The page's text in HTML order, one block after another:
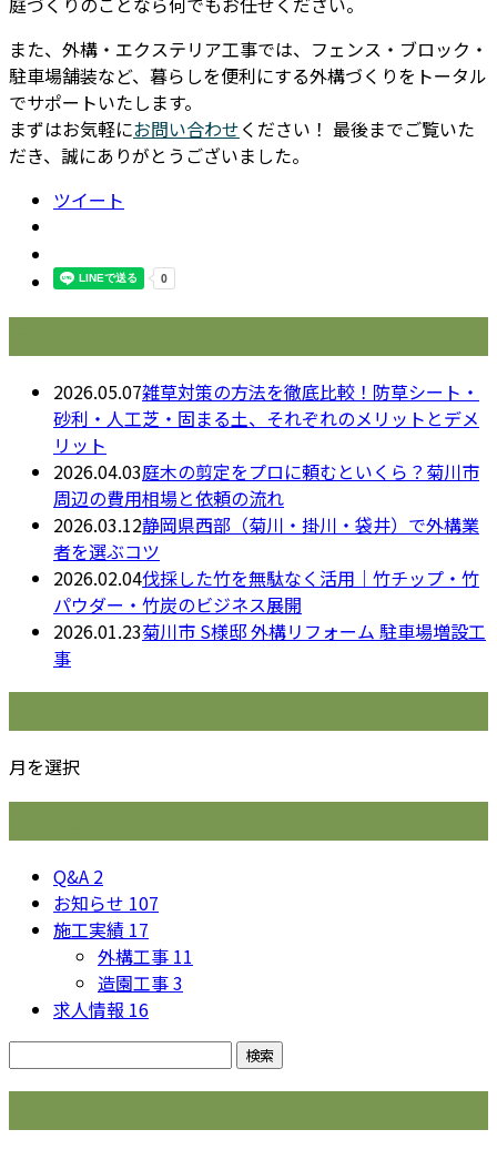
また、外構・エクステリア工事では、フェンス・ブロック・
駐車場舗装など、暮らしを便利にする外構づくりをトータル
でサポートいたします。
まずはお気軽にお問い合わせください！ 最後までご覧いた
だき、誠にありがとうございました。
ツイート
2026.05.07雑草対策の方法を徹底比較！防草シート・
砂利・人工芝・固まる土、それぞれのメリットとデメ
リット
2026.04.03庭木の剪定をプロに頼むといくら？菊川市
周辺の費用相場と依頼の流れ
2026.03.12静岡県西部（菊川・掛川・袋井）で外構業
者を選ぶコツ
2026.02.04伐採した竹を無駄なく活用｜竹チップ・竹
パウダー・竹炭のビジネス展開
2026.01.23菊川市 S様邸 外構リフォーム 駐車場増設工
事
月を選択
Q&A 2
お知らせ 107
施工実績 17
外構工事 11
造園工事3
求人情報 16